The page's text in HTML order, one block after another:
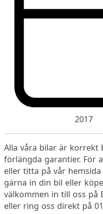
2017
Alla våra bilar är korrekt
förlängda garantier. För
eller titta på vår
gärna in din bil eller
välkommen in till oss på
eller ring oss direkt på